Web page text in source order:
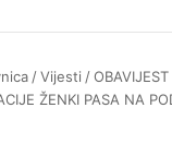
/Vijesti /
ŽENKI PASA NA